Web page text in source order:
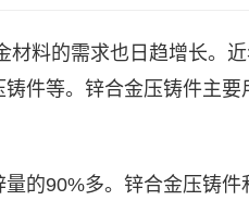
材料的需求也日趋增长。
件等。锌合金压铸件主
的90%多。锌合金压铸